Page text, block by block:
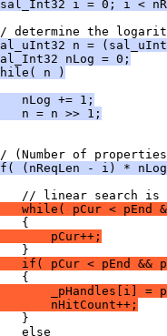
i = 0; i <
n =
nLog = 0;
n )
nLog += 1;
n = n >> 1;
(nReqLen - i) *
while( pCur < pEnd
pCur++;
if( pCur < pEnd &&
_pHandles[i] =
nHitCount++;